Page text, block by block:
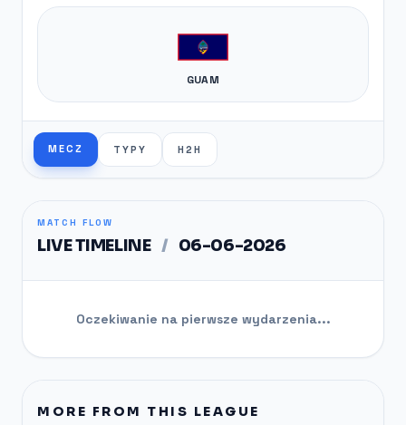
GUAM
MECZ TYPY H2H
MATCH FLOW
LIVE TIMELINE / 06-06-2026
Oczekiwanie na pierwsze wydarzenia...
MORE FROM THIS LEAGUE